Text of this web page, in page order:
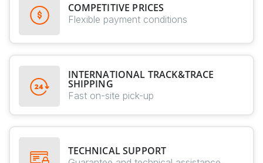
COMPETITIVE PRICES
Flexible payment conditions
INTERNATIONAL TRACK&TRACE
SHIPPING
Fast on-site pick-up
TECHNICAL SUPPORT